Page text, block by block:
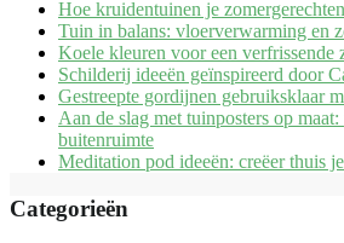
Hoe kruidentuinen je
Tuin in balans: vloerverwarming en
Koele kleuren voor een verfrissende
Schilderij ideeën geïnspireerd door
Gestreepte gordijnen gebruiksklaar
Aan de slag met tuinposters op
buitenruimte
Meditation pod ideeën: creëer thuis
Categorieën